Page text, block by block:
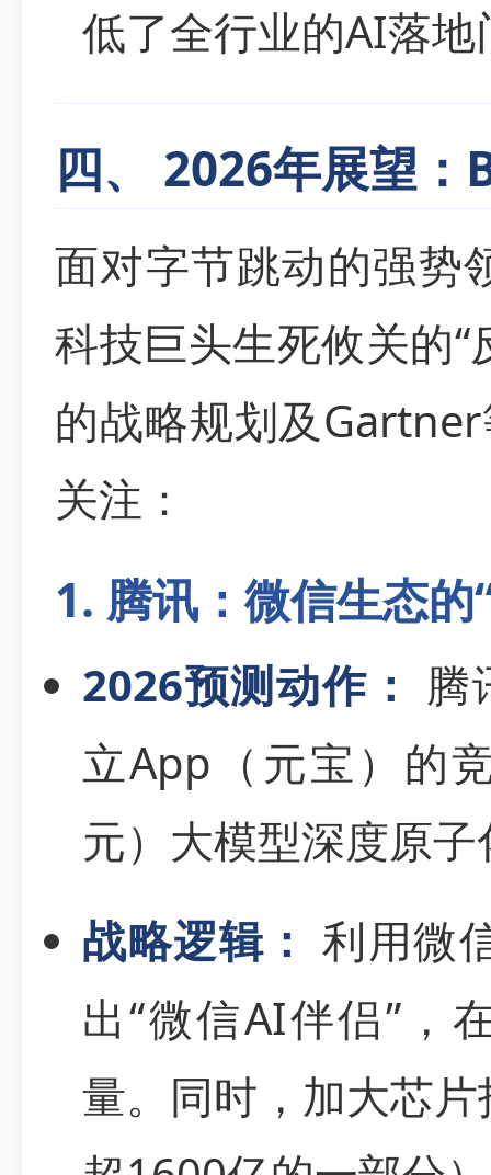
低了全行业的AI落地
四、 2026年展望：
面对字节跳动的强势
科技巨头生死攸关的
的战略规划及
关注：
1. 腾讯：微信生态的
2026预测动作： 腾
立App（元宝）的
元）大模型深度原
战略逻辑： 利用微
出“微信AI伴侣”，
量。同时，加大芯